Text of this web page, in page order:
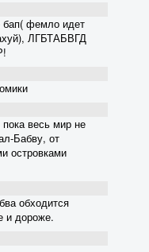
бап( фемло идет
ЛГБТАБВГД
весь мир не
Бабву, от
островками
обходится
и дороже.